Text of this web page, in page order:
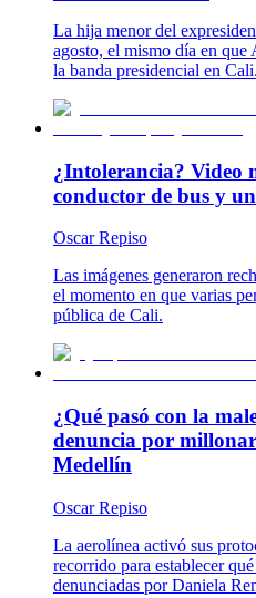
La hija menor del
agosto, el mismo día en
la banda presidencial en Cali.
¿Intolerancia? Video
conductor de bus y
Oscar Repiso
Las imágenes generaron
el momento en que varias
pública de Cali.
¿Qué pasó con la
denuncia por
Medellín
Oscar Repiso
La aerolínea activó sus
recorrido para establecer
denunciadas por Daniela